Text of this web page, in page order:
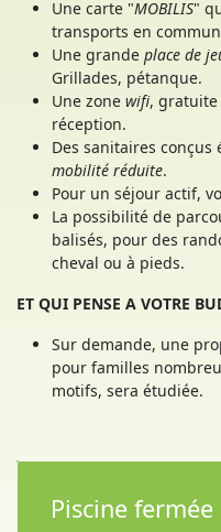
Une carte "MOBILIS"
transports en
Une grande place de
Grillades, pétanque.
Une zone wifi,
réception.
Des sanitaires
mobilité réduite.
Pour un séjour actif,
La possibilité de
balisés, pour des
cheval ou à pieds.
ET QUI PENSE A VOTRE
Sur demande, une
pour familles
motifs, sera étudiée.
Piscine fermée